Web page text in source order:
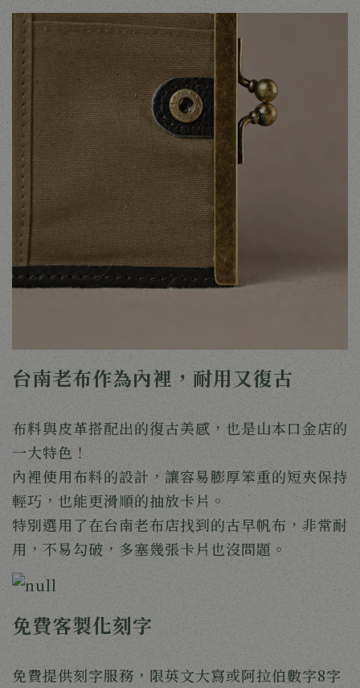
台南老布作為內裡，耐用又復古
布料與皮革搭配出的復古美感，也是山本口金店的
一大特色！
內裡使用布料的設計，讓容易膨厚笨重的短夾保持
輕巧，也能更滑順的抽放卡片。
特別選用了在台南老布店找到的古早帆布，非常耐
用，不易勾破，多塞幾張卡片也沒問題。
免費客製化刻字
免費提供刻字服務，限英文大寫或阿拉伯數字8字